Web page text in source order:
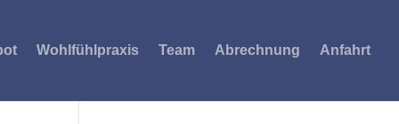
Wohlfühlpraxis Team Abrechnung Anfahrt